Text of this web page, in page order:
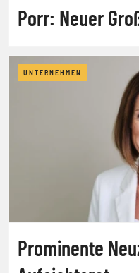
Porr: Neuer
UNTERNEHMEN
Prominente